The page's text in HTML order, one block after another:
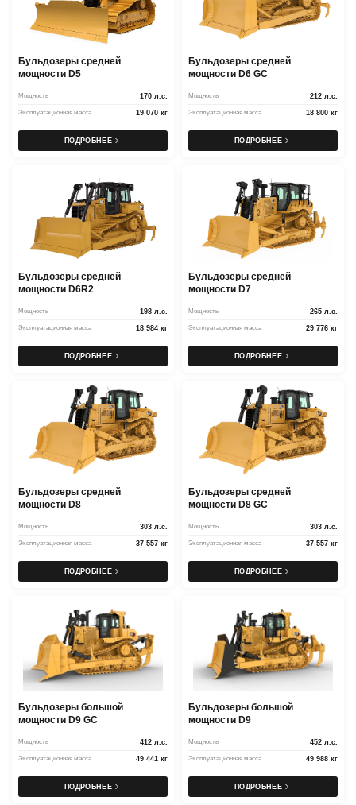
Бульдозеры средней
мощности D5
Мощность 170 л.с.
Эксплуатационная масса 19 070 кг
ПОДРОБНЕЕ
Бульдозеры средней
мощности D6 GC
Мощность 212 л.с.
Эксплуатационная масса 18 800 кг
ПОДРОБНЕЕ
Бульдозеры средней
мощности D6R2
Мощность 198 л.с.
Эксплуатационная масса 18 984 кг
ПОДРОБНЕЕ
Бульдозеры средней
мощности D7
Мощность 265 л.с.
Эксплуатационная масса 29 776 кг
ПОДРОБНЕЕ
Бульдозеры средней
мощности D8
Мощность 303 л.с.
Эксплуатационная масса 37 557 кг
ПОДРОБНЕЕ
Бульдозеры средней
мощности D8 GC
Мощность 303 л.с.
Эксплуатационная масса 37 557 кг
ПОДРОБНЕЕ
Бульдозеры большой
мощности D9 GC
Мощность 412 л.с.
Эксплуатационная масса 49 441 кг
ПОДРОБНЕЕ
Бульдозеры большой
мощности D9
Мощность 452 л.с.
Эксплуатационная масса 49 988 кг
ПОДРОБНЕЕ